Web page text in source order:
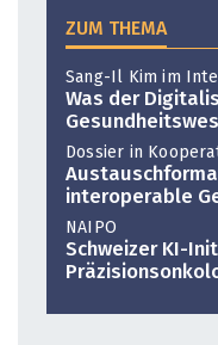
ZUM THEMA
Sang-Il Kim im
Was der
Dossier in
interoperable
NAIPO
Schweizer KI-